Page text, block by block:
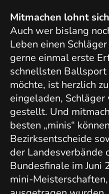
Mitmachen lohnt sich
Auch wer bislang
Leben einen
gerne einmal erste
schnellsten
möchte, ist herzlich
eingeladen,
gestellt. Und
besten „minis“
Bezirksentscheide
der Landesverbände
Bundesfinale im Juni
mini-